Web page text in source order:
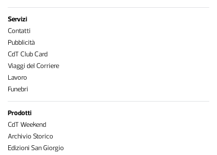
Servizi
Contatti
Pubblicità
CdT Club Card
Viaggi del Corriere
Lavoro
Funebri
Prodotti
CdT Weekend
Archivio Storico
Edizioni San Giorgio